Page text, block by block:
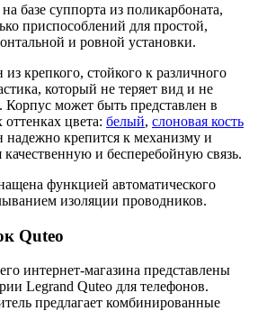
базе суппорта из поликарбоната,
приспособлений для простой,
и ровной установки.
из крепкого, стойкого к различного
который не теряет вид и не
Корпус может быть представлен в
цвета: белый, слоновая кость
надежно крепится к механизму и
качественную и бесперебойную связь.
функцией автоматического
изоляции проводников.
Quteo
интернет-магазина представлены
Legrand Quteo для телефонов.
предлагает комбинированные